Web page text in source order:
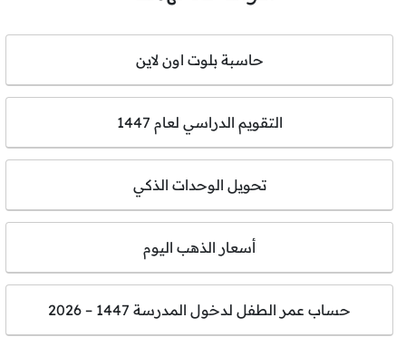
حاسبة بلوت اون لاين
التقويم الدراسي لعام 1447
تحويل الوحدات الذكي
أسعار الذهب اليوم
حساب عمر الطفل لدخول المدرسة 1447 – 2026